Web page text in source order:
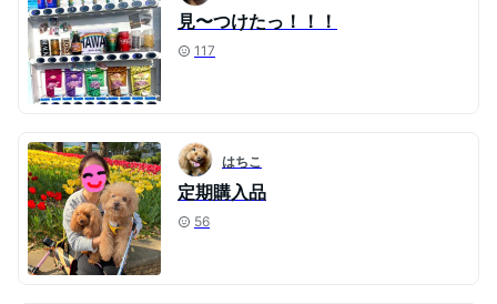
見〜つけたっ！！！
117
はちこ
定期購入品
56